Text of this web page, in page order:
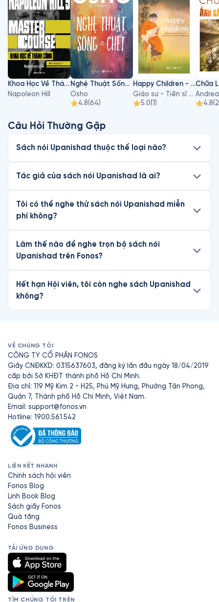
Khoa Học Về Thành Công
Napoleon Hill
Nghệ Thuật Sống Và Chết
Osho
4.8(64)
Happy Children - Hiểu Về Sự Phát Triển Của Trẻ Để Nuôi Dạy Con An Lạc Và Hạnh Phúc
Giáo sư - Tiến sĩ Hà Vĩnh Thọ
5.0(1)
4.8(
Câu Hỏi Thường Gặp
Sách nói Upanishad thuộc thể loại nào?
Tác giả của sách nói Upanishad là ai?
Tôi có thể nghe thử sách nói Upanishad miễn
phí không?
Làm thế nào để nghe trọn bộ sách nói
Upanishad trên Fonos?
Hết hạn Hội viên, tôi còn nghe sách Upanishad
không?
VỀ CHÚNG TÔI
CÔNG TY CỔ PHẦN FONOS
Giấy CNĐKKD: 0315637603, đăng ký lần đầu ngày 18/04/2019
cấp bởi Sở KHĐT thành phố Hồ Chí Minh.
Địa chỉ: 119 Mỹ Kim 2 - H25, Phú Mỹ Hưng, Phường Tân Phong,
Quận 7, Thành phố Hồ Chí Minh, Việt Nam.
Email: support@fonos.vn
Hotline: 1900.561.542
LIÊN KẾT NHANH
Chính sách hội viên
Fonos Blog
Linh Book Blog
Sách giấy Fonos
Quà tặng
Fonos Business
TẢI ỨNG DỤNG
TÌM CHÚNG TÔI TRÊN